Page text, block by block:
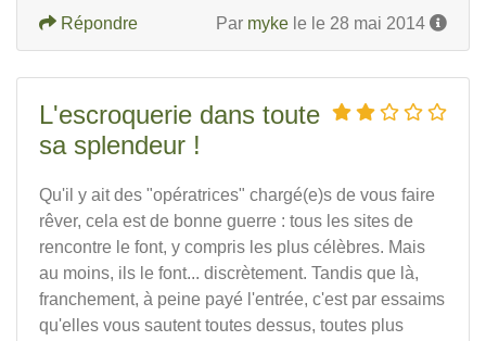
Par myke le le 28 mai 2014
Répondre
L'escroquerie dans toute
sa splendeur !
Qu'il y ait des "opératrices" chargé(e)s de vous faire
rêver, cela est de bonne guerre : tous les sites de
rencontre le font, y compris les plus célèbres. Mais
au moins, ils le font... discrètement. Tandis que là,
franchement, à peine payé l'entrée, c'est par essaims
qu'elles vous sautent toutes dessus, toutes plus